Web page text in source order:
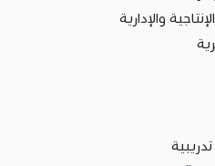
والإدارية